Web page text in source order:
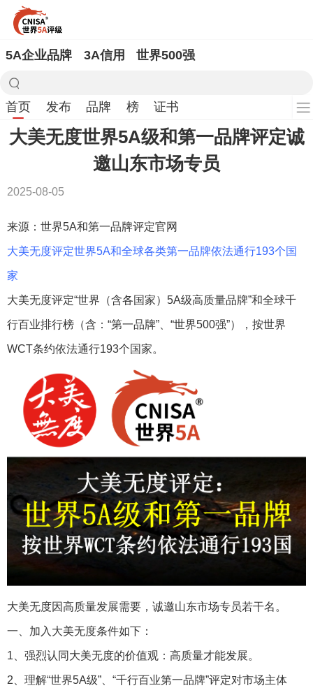
5A企业品牌 3A信用 世界500强
首页 发布 品牌 榜 证书
大美无度世界5A级和第一品牌评定诚
邀山东市场专员
2025-08-05
来源：世界5A和第一品牌评定官网
大美无度评定世界5A和全球各类第一品牌依法通行193个国
家
大美无度评定“世界（含各国家）5A级高质量品牌”和全球千
行百业排行榜（含：“第一品牌”、“世界500强”），按世界
WCT条约依法通行193个国家。
大美无度因高质量发展需要，诚邀山东市场专员若干名。
一、加入大美无度条件如下：
1、强烈认同大美无度的价值观：高质量才能发展。
2、理解“世界5A级”、“千行百业第一品牌”评定对市场主体